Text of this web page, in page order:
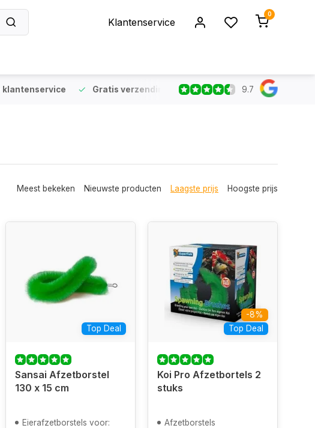
Klantenservice
0
klantenservice Gratis verzending vanaf €75 (NL & BE) Voor
9.7
Meest bekeken Nieuwste producten Laagste prijs Hoogste prijs
Top Deal
Sansai Afzetborstel
130 x 15 cm
Eierafzetborstels voor:
-8%
Top Deal
Koi Pro Afzetbortels 2
stuks
Afzetborstels